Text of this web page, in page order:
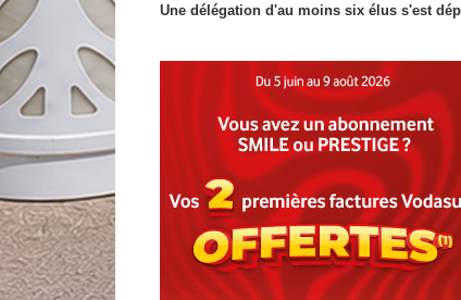
Une délégation d'au moins six élus s'est